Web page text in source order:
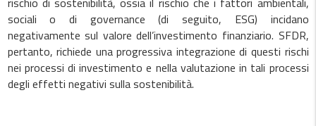
sociali o di governance (di seguito, ESG) incidano
negativamente sul valore dell’investimento finanziario. SFDR,
pertanto, richiede una progressiva integrazione di questi rischi
nei processi di investimento e nella valutazione in tali processi
degli effetti negativi sulla sostenibilità.